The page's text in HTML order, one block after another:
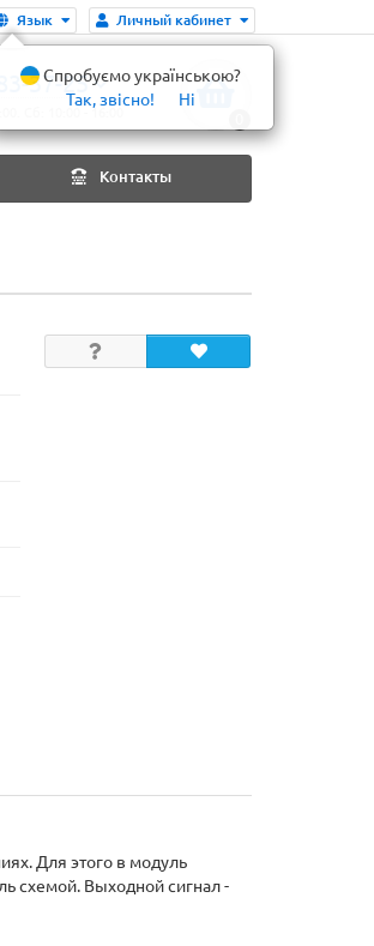
Личный кабинет
Язык
37-25
Сб: 10:00 - 16:00
Контакты
Для этого в модуль
схемой. Выходной сигнал -
Спробуємо українською?
Так, звісно!
Ні